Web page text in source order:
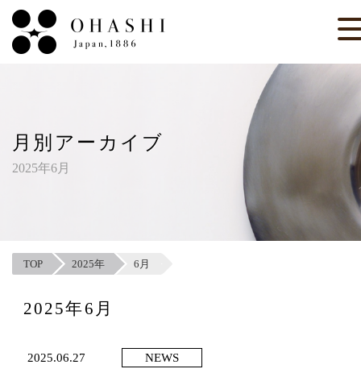
月別アーカイブ
2025年6月
TOP 2025年 6月
2025年6月
2025.06.27 NEWS